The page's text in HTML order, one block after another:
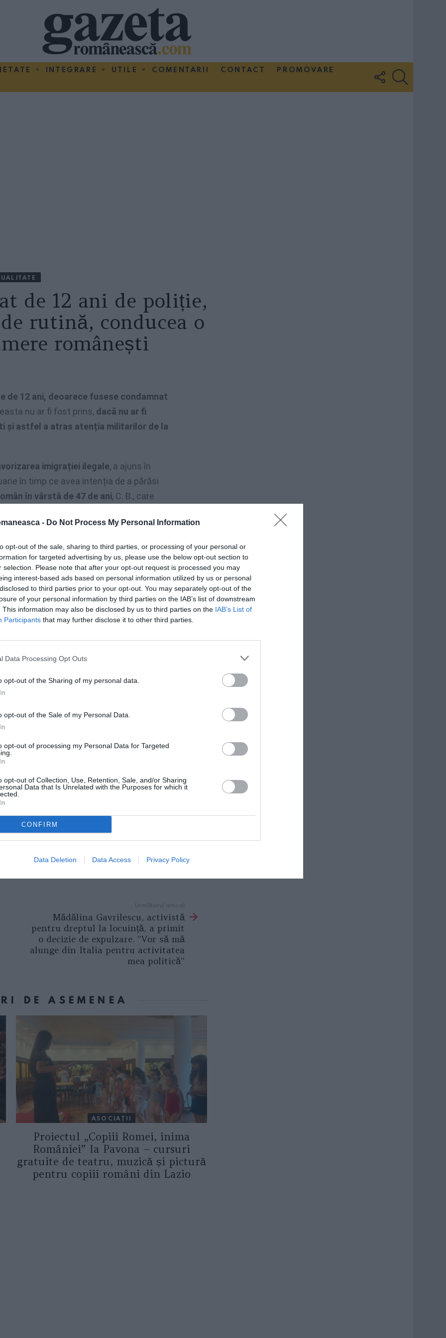
- Do Not Process My Personal Information
opt-out of the sale, sharing to third parties, or processing of your personal or
for targeted advertising by us, please use the below opt-out section to
selection. Please note that after your opt-out request is processed you may
interest-based ads based on personal information utilized by us or personal
to third parties prior to your opt-out. You may separately opt-out of the
of your personal information by third parties on the IAB’s list of downstream
This information may also be disclosed by us to third parties on the IAB’s List of
Participants that may further disclose it to other third parties.
Data Processing Opt Outs
opt-out of the Sharing of my personal data.
opt-out of the Sale of my Personal Data.
opt-out of processing my Personal Data for Targeted
opt-out of Collection, Use, Retention, Sale, and/or Sharing
Data that Is Unrelated with the Purposes for which it
CONFIRM
Data Deletion Data Access Privacy Policy
INTEGRARE UTILE COMENTARII CONTACT
PROMOVARE
FOLLOW
US
de 12 ani de poliție,
rutină, conducea o
românești
de 12 ani, deoarece fusese condamnat
nu ar fi fost prins, dacă nu ar fi
și astfel a atras atenția militarilor de la
imigrației ilegale, a ajuns în
în timp ce avea intenția de a părăsi
în vârstă de 47 de ani, C. B., care
la frontiera cu Slovenia.
cu plăcuța de înmatriculare
Poliției de Frontieră, în cadrul activităților
În prezent, el este închis în
și personalul militar din Regimentul
urmărită de 5 ani pentru
în urma unei razii
Următorul articol
Mădălina Gavrilescu, activistă
pentru dreptul la locuință, a primit
o decizie de expulzare. ”Vor să mă
alunge din Italia pentru activitatea
mea politică”
DE ASEMENEA
ASOCIAŢII
Proiectul „Copiii Romei, inima
României” la Pavona – cursuri
gratuite de teatru, muzică și pictură
pentru copiii români din Lazio